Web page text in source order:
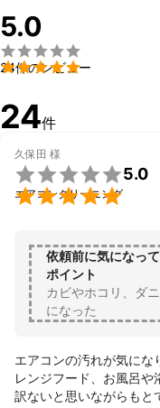
5.0


24件のレビュー
24件
久保田 様


5.0
エアコンクリーニング
依頼前に気になっ
ポイント
カビやホコリ、ダ
になった
エアコンの汚れが気にな
レンジフード、お風呂
訳ないと思いながらもと